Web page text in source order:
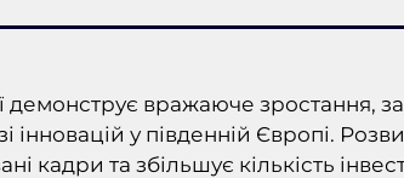
демонструє вражаюче зростання,
інновацій у південній Європі.
кадри та збільшує кількість